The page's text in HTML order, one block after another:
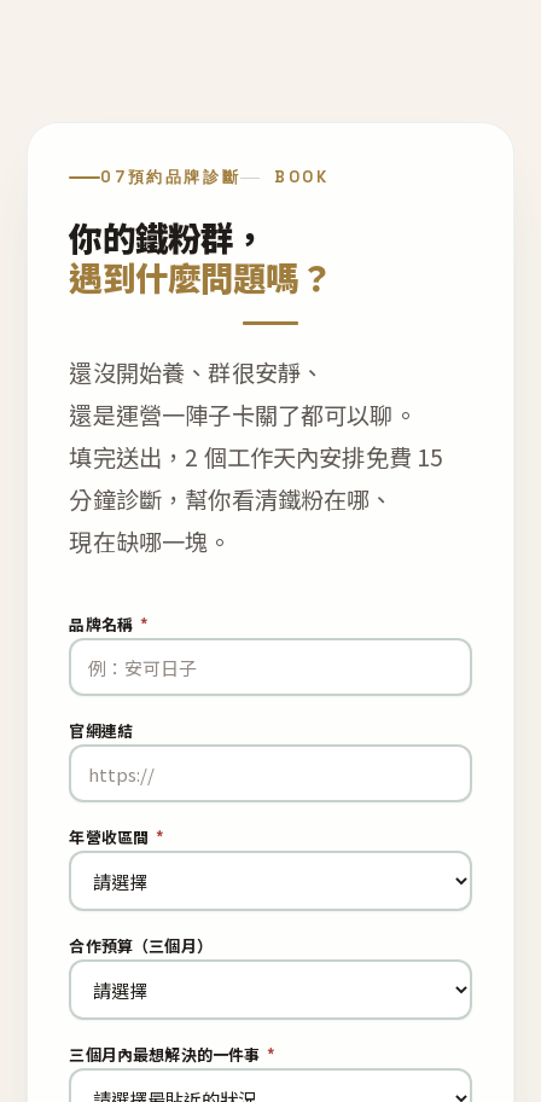
07預約品牌診斷 BOOK
你的鐵粉群，
遇到什麼問題嗎？
還沒開始養、群很安靜、
還是運營一陣子卡關了都可以聊。
填完送出，2 個工作天內安排免費 15
分鐘診斷，幫你看清鐵粉在哪、
現在缺哪一塊。
品牌名稱 *
官網連結
年營收區間 *
合作預算（三個月）
三個月內最想解決的一件事 *